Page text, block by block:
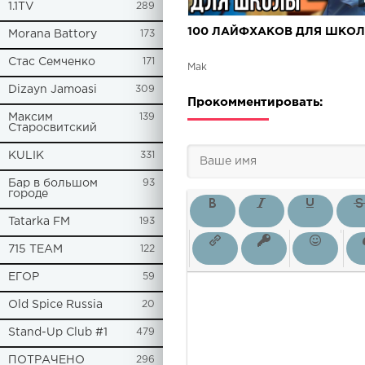
1.1TV 289
Morana Battory 173
Стас Семченко 171
Dizayn Jamoasi 309
Максим
Старосвитский
139
KULIK 331
Бар в большом
городе
93
Tatarka FM 193
715 TEAM 122
ЕГОР 59
Old Spice Russia 20
Stand-Up Club #1 479
ПОТРАЧЕНО 296
100 ЛАЙФХАКОВ ДЛЯ
Mak
Прокомментировать: